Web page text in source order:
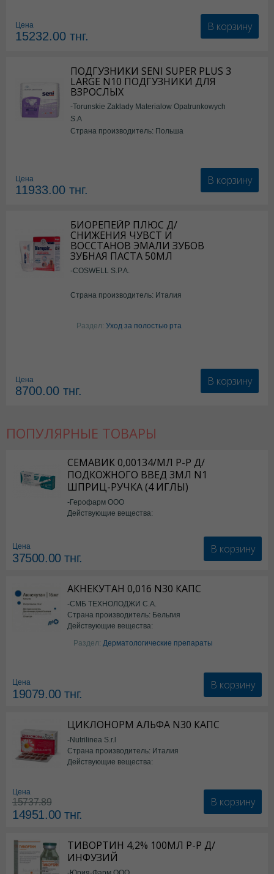
Цена
15232.00 тнг.
В корзину
ПОДГУЗНИКИ SENI SUPER PLUS 3
LARGE N10 ПОДГУЗНИКИ ДЛЯ
ВЗРОСЛЫХ
-Torunskie Zaklady Materialow Opatrunkowych
S.A
Страна производитель: Польша
Цена
11933.00 тнг.
В корзину
БИОРЕПЕЙР ПЛЮС Д/
СНИЖЕНИЯ ЧУВСТ И
ВОССТАНОВ ЭМАЛИ ЗУБОВ
ЗУБНАЯ ПАСТА 50МЛ
-COSWELL S.P.A.
Страна производитель: Италия
Раздел: Уход за полостью рта
Цена
8700.00 тнг.
В корзину
ПОПУЛЯРНЫЕ ТОВАРЫ
СЕМАВИК 0,00134/МЛ Р-Р Д/
ПОДКОЖНОГО ВВЕД 3МЛ N1
ШПРИЦ-РУЧКА (4 ИГЛЫ)
-Герофарм ООО
Действующие вещества:
Цена
37500.00тнг.
В корзину
АКНЕКУТАН 0,016 N30 КАПС
-СМБ ТЕХНОЛОДЖИ С.А.
Страна производитель: Бельгия
Действующие вещества:
Изотретиноин
Раздел: Дерматологические препараты
Цена
19079.00тнг.
В корзину
ЦИКЛОНОРМ АЛЬФА N30 КАПС
-Nutrilinea S.r.l
Страна производитель: Италия
Действующие вещества:
Цена
15737.89
14951.00тнг.
В корзину
ТИВОРТИН 4,2% 100МЛ Р-Р Д/
ИНФУЗИЙ